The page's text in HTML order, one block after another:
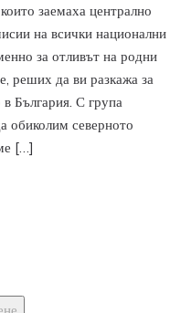
заемаха централно
на всички национални
за отливът на родни
реших да ви разкажа за
България. С група
обиколим северното
[…]